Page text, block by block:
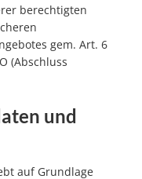
berechtigten
gem. Art. 6
(Abschluss
und
auf Grundlage